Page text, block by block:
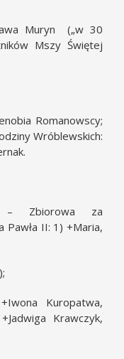
Muryn („w 30
Mszy Świętej
Romanowscy;
Wróblewskich:
– Zbiorowa za
Pawła II: 1) +Maria,
Kuropatwa,
Krawczyk,